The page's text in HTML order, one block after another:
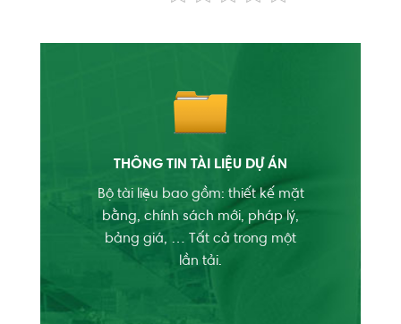
THÔNG TIN TÀI LIỆU DỰ ÁN
Bộ tài liệu bao gồm: thiết kế mặt
bằng, chính sách mới, pháp lý,
bảng giá, … Tất cả trong một
lần tải.